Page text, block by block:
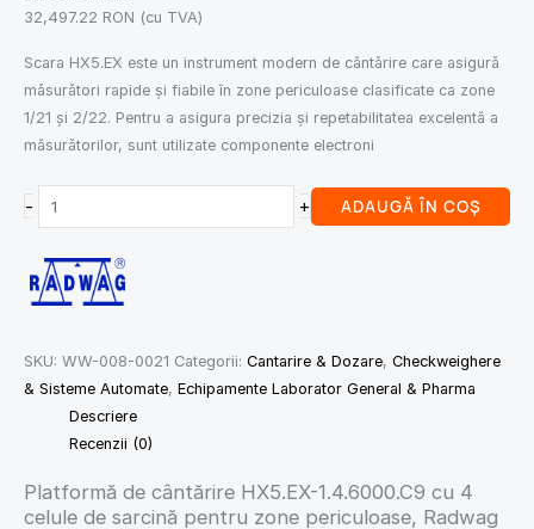
32,497.22 RON (cu TVA)
Scara HX5.EX este un instrument modern de cântărire care asigură
măsurători rapide și fiabile în zone periculoase clasificate ca zone
1/21 și 2/22. Pentru a asigura precizia și repetabilitatea excelentă a
măsurătorilor, sunt utilizate componente electroni
- + ADAUGĂ ÎN COȘ
SKU: WW-008-0021 Categorii: Cantarire & Dozare, Checkweighere
& Sisteme Automate, Echipamente Laborator General & Pharma
Descriere
Recenzii (0)
Platformă de cântărire HX5.EX-1.4.6000.C9 cu 4
celule de sarcină pentru zone periculoase, Radwag